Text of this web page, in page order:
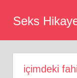
Seks
içimdeki